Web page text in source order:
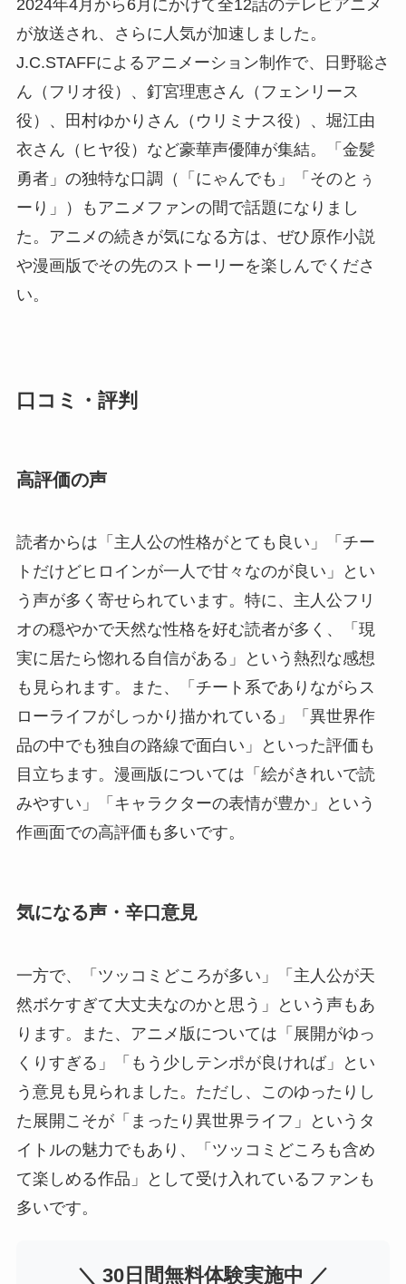
2024年4月から6月にかけて全12話のテレビアニメ
が放送され、さらに人気が加速しました。
J.C.STAFFによるアニメーション制作で、日野聡さ
ん（フリオ役）、釘宮理恵さん（フェンリース
役）、田村ゆかりさん（ウリミナス役）、堀江由
衣さん（ヒヤ役）など豪華声優陣が集結。「金髪
勇者」の独特な口調（「にゃんでも」「そのとぅ
ーり」）もアニメファンの間で話題になりまし
た。アニメの続きが気になる方は、ぜひ原作小説
や漫画版でその先のストーリーを楽しんでくださ
い。
口コミ・評判
高評価の声
読者からは「主人公の性格がとても良い」「チー
トだけどヒロインが一人で甘々なのが良い」とい
う声が多く寄せられています。特に、主人公フリ
オの穏やかで天然な性格を好む読者が多く、「現
実に居たら惚れる自信がある」という熱烈な感想
も見られます。また、「チート系でありながらス
ローライフがしっかり描かれている」「異世界作
品の中でも独自の路線で面白い」といった評価も
目立ちます。漫画版については「絵がきれいで読
みやすい」「キャラクターの表情が豊か」という
作画面での高評価も多いです。
気になる声・辛口意見
一方で、「ツッコミどころが多い」「主人公が天
然ボケすぎて大丈夫なのかと思う」という声もあ
ります。また、アニメ版については「展開がゆっ
くりすぎる」「もう少しテンポが良ければ」とい
う意見も見られました。ただし、このゆったりし
た展開こそが「まったり異世界ライフ」というタ
イトルの魅力でもあり、「ツッコミどころも含め
て楽しめる作品」として受け入れているファンも
多いです。
＼ 30日間無料体験実施中 ／